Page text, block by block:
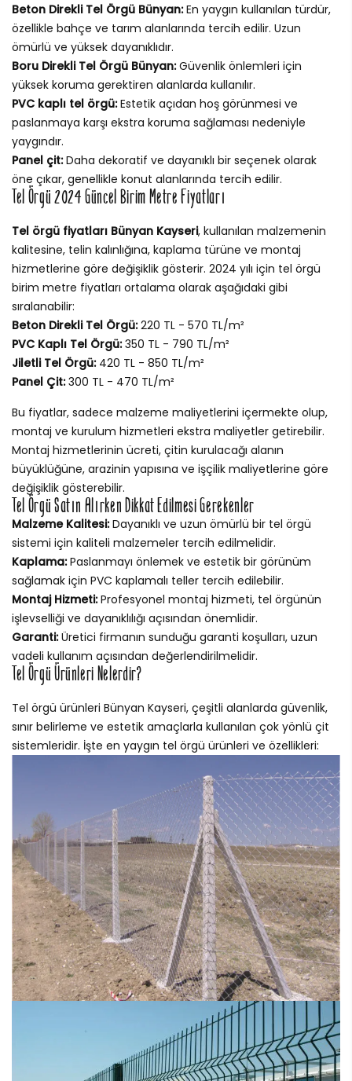
Beton Direkli Tel Örgü Bünyan:En yaygın kullanılan türdür,
özellikle bahçe ve tarım alanlarında tercih edilir. Uzun
ömürlü ve yüksek dayanıklıdır.
Boru Direkli Tel Örgü Bünyan:Güvenlik önlemleri için
yüksek koruma gerektiren alanlarda kullanılır.
PVC kaplı tel örgü:Estetik açıdan hoş görünmesi ve
paslanmaya karşı ekstra koruma sağlaması nedeniyle
yaygındır.
Panel çit:Daha dekoratif ve dayanıklı bir seçenek olarak
öne çıkar, genellikle konut alanlarında tercih edilir.
Tel Örgü 2024 Güncel Birim Metre Fiyatları
Tel örgü fiyatları Bünyan Kayseri, kullanılan malzemenin
kalitesine, telin kalınlığına, kaplama türüne ve montaj
hizmetlerine göre değişiklik gösterir. 2024 yılı için tel örgü
birim metre fiyatları ortalama olarak aşağıdaki gibi
sıralanabilir:
Beton Direkli Tel Örgü:220 TL - 570 TL/m²
PVC Kaplı Tel Örgü:350 TL - 790 TL/m²
Jiletli Tel Örgü:420 TL - 850 TL/m²
Panel Çit:300 TL - 470 TL/m²
Bu fiyatlar, sadece malzeme maliyetlerini içermekte olup,
montaj ve kurulum hizmetleri ekstra maliyetler getirebilir.
Montaj hizmetlerinin ücreti, çitin kurulacağı alanın
büyüklüğüne, arazinin yapısına ve işçilik maliyetlerine göre
değişiklik gösterebilir.
Tel Örgü Satın Alırken Dikkat Edilmesi Gerekenler
Malzeme Kalitesi:Dayanıklı ve uzun ömürlü bir tel örgü
sistemi için kaliteli malzemeler tercih edilmelidir.
Kaplama:Paslanmayı önlemek ve estetik bir görünüm
sağlamak için PVC kaplamalı teller tercih edilebilir.
Montaj Hizmeti:Profesyonel montaj hizmeti, tel örgünün
işlevselliği ve dayanıklılığı açısından önemlidir.
Garanti:Üretici firmanın sunduğu garanti koşulları, uzun
vadeli kullanım açısından değerlendirilmelidir.
Tel Örgü Ürünleri Nelerdir?
Tel örgü ürünleri Bünyan Kayseri, çeşitli alanlarda güvenlik,
sınır belirleme ve estetik amaçlarla kullanılan çok yönlü çit
sistemleridir. İşte en yaygın tel örgü ürünleri ve özellikleri: